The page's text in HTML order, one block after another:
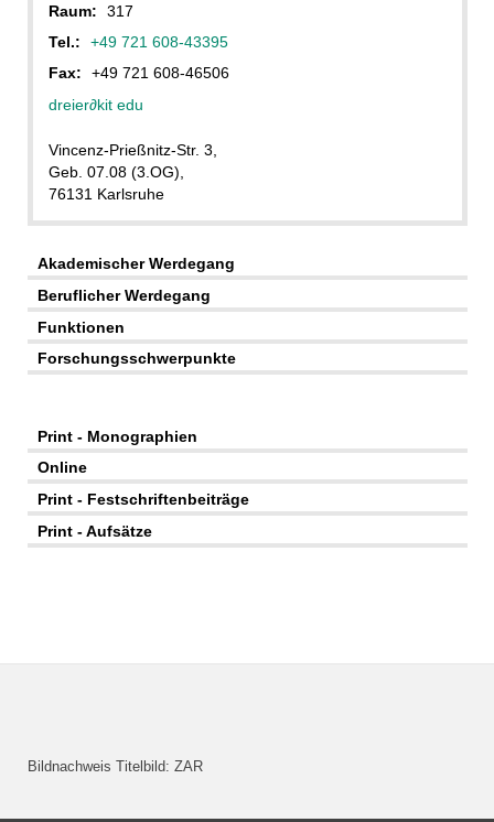
Raum:
317
Tel.:
+49 721 608-43395
Fax:
+49 721 608-46506
dreier∂kit edu
Vincenz-Prießnitz-Str. 3,
Geb. 07.08 (3.OG),
76131 Karlsruhe
Akademischer Werdegang
Beruflicher Werdegang
Funktionen
Forschungsschwerpunkte
Print - Monographien
Online
Print - Festschriftenbeiträge
Print - Aufsätze
Bildnachweis Titelbild: ZAR